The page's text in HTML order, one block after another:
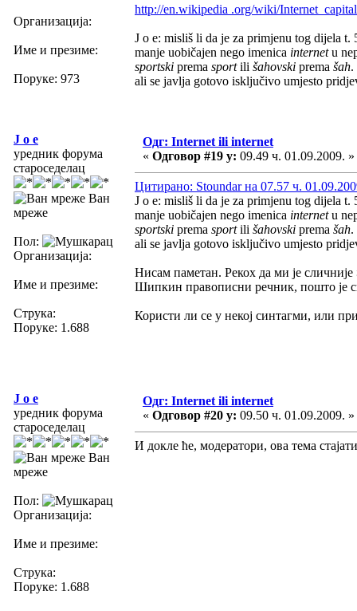
Организација:
Име и презиме:
Поруке: 973
http://en.wikipedia .org/wiki/
J o e: misliš li da je za primjenu tog dijela
manje uobičajen nego imenica internetu
sportski prema sportili šahovski prema šah.
ali se javlja gotovo isključivo umjesto
J o e
уредник форума
староседелац
Ван
мреже
Пол:
Организација:
Име и презиме:
Струка:
Поруке: 1.688
Одг: Internet ili internet
« Одговор #19 у: 09.49 ч. 01.09.2009. »
Цитирано: Stoundar на 07.57 ч.
J o e: misliš li da je za primjenu tog dijela
manje uobičajen nego imenica internetu
sportski prema sportili šahovski prema šah.
ali se javlja gotovo isključivo umjesto
Нисам паметан. Рекох да ми је сличније
Шипкин правописни речник, пошто је
Користи ли се у некој синтагми, или
J o e
уредник форума
староседелац
Ван
мреже
Пол:
Организација:
Име и презиме:
Струка:
Поруке: 1.688
Одг: Internet ili internet
« Одговор #20 у: 09.50 ч. 01.09.2009. »
И докле ће, модератори, ова тема